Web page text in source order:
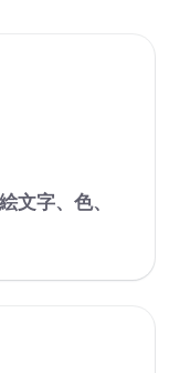
文字、色、